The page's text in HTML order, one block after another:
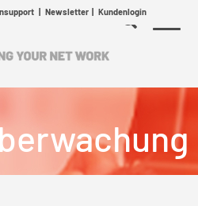
| Newsletter| Kundenlogin